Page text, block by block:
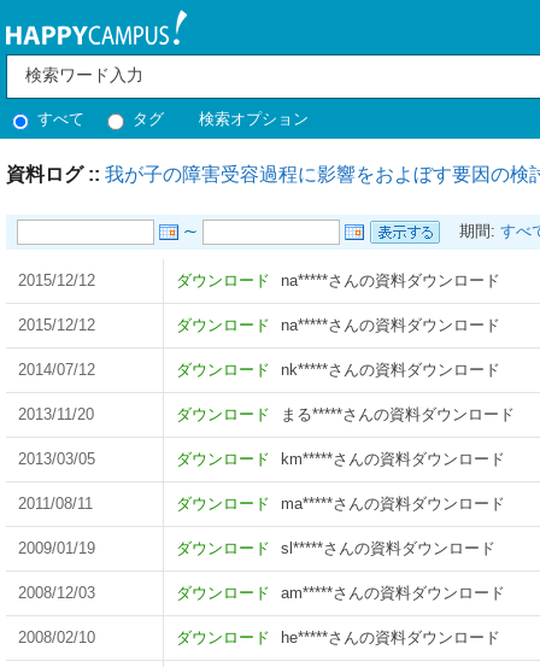
すべて タグ 検索オプション
資料ログ :: 我が子の障害受容過程に影響をおよぼす要因の検
期間: すべ
2015/12/12 ダウンロード na*****さんの資料ダウンロード
2015/12/12 ダウンロード na*****さんの資料ダウンロード
2014/07/12 ダウンロード nk*****さんの資料ダウンロード
2013/11/20 ダウンロード まる*****さんの資料ダウンロード
2013/03/05 ダウンロード km*****さんの資料ダウンロード
2011/08/11 ダウンロード ma*****さんの資料ダウンロード
2009/01/19 ダウンロード sl*****さんの資料ダウンロード
2008/12/03 ダウンロード am*****さんの資料ダウンロード
2008/02/10 ダウンロード he*****さんの資料ダウンロード